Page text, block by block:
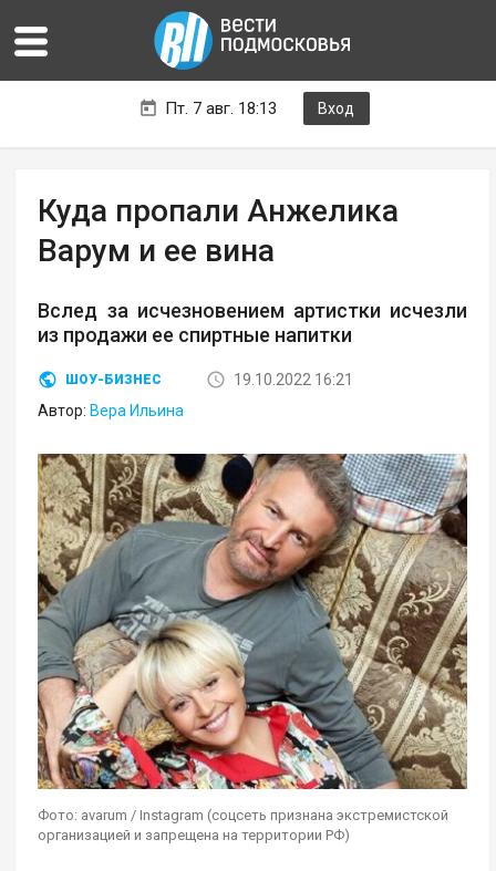
Пт. 7 авг. 18:13 Вход
Куда пропали Анжелика
Варум и ее вина
Вслед за исчезновением артистки исчезли
из продажи ее спиртные напитки
ШОУ-БИЗНЕС
19.10.2022 16:21
Автор: Вера Ильина
Фото: avarum / Instagram (соцсеть признана экстремистской
организацией и запрещена на территории РФ)